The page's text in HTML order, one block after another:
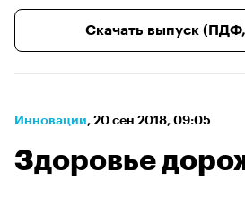
Скачать выпуск
Инновации⁠, 20 сен 2018, 09:05
Здоровье